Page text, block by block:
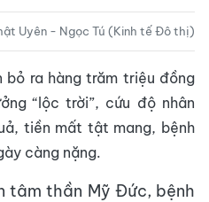
Uyên - Ngọc Tú (Kinh tế Đô thị)
bỏ ra hàng trăm triệu đồng
“lộc trời”, cứu độ nhân
tiền mất tật mang, bệnh
càng nặng.
tâm thần Mỹ Đức, bệnh